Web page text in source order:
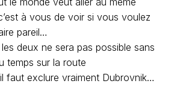
à vous de voir si vous voulez
pareil…
deux ne sera pas possible sans
temps sur la route
faut exclure vraiment Dubrovnik…